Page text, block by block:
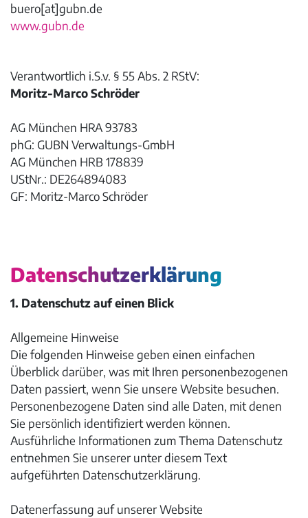
buero[at]gubn.de
www.gubn.de
Verantwortlich i.S.v. § 55 Abs. 2 RStV:
Moritz-Marco Schröder
AG München HRA 93783
phG: GUBN Verwaltungs-GmbH
AG München HRB 178839
UStNr.: DE264894083
GF: Moritz-Marco Schröder
Datenschutzerklärung
1. Datenschutz auf einen Blick
Allgemeine Hinweise
Die folgenden Hinweise geben einen einfachen
Überblick darüber, was mit Ihren personenbezogenen
Daten passiert, wenn Sie unsere Website besuchen.
Personenbezogene Daten sind alle Daten, mit denen
Sie persönlich identifiziert werden können.
Ausführliche Informationen zum Thema Datenschutz
entnehmen Sie unserer unter diesem Text
aufgeführten Datenschutzerklärung.
Datenerfassung auf unserer Website